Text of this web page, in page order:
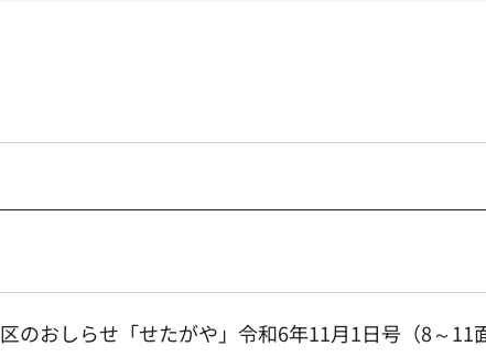
区のおしらせ「せたがや」令和6年11月1日号（8～11